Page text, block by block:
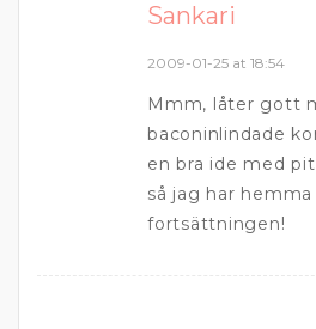
Sankari
2009-01-25 at 18:54
Mmm, låter gott
baconinlindade
en bra ide med
så jag har
fortsättningen!